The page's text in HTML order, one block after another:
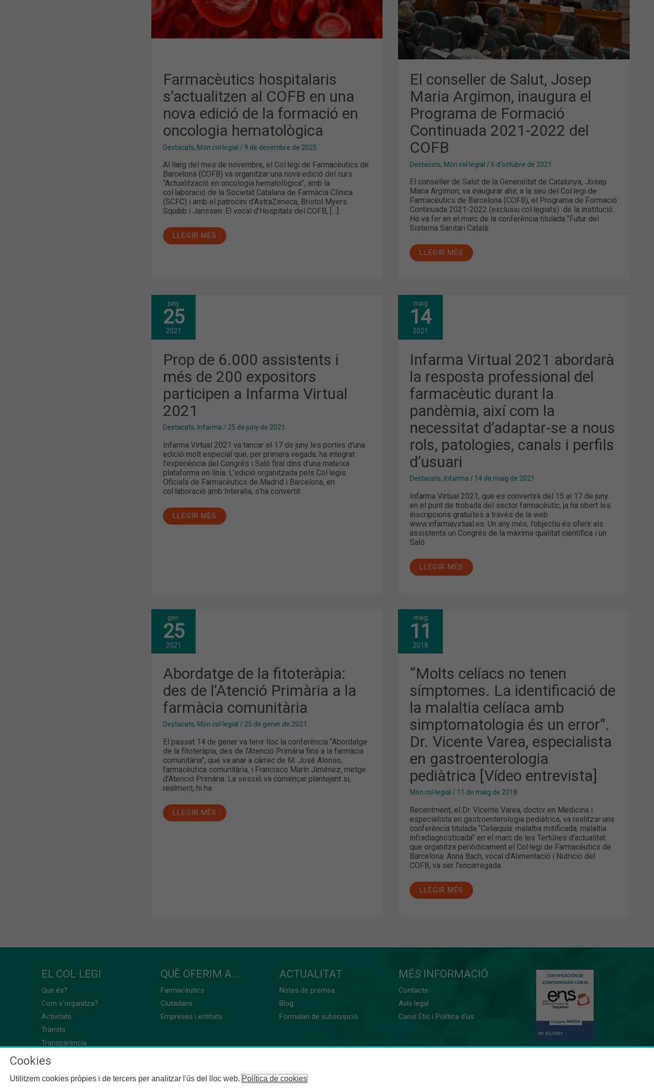
Farmacèutics hospitalaris
s’actualitzen al COFB en una
nova edició de la formació en
oncologia hematològica
Destacats, Món col·legial / 9 de desembre de 2025
Al llarg del mes de novembre, el Col·legi de Farmacèutics de
Barcelona (COFB) va organitzar una nova edició del curs
“Actualització en oncologia hematològica”, amb la
col·laboració de la Societat Catalana de Farmàcia Clínica
(SCFC) i amb el patrocini d’AstraZeneca, Bristol Myers
Squibb i Janssen. El vocal d’Hospitals del COFB, […]
FORMACIÓ
EN
ONCOLOGIA
HEMATOLÒGICA
LLEGIR MÉS
El conseller de Salut, Josep
Maria Argimon, inaugura el
Programa de Formació
Continuada 2021-2022 del
COFB
Destacats, Món col·legial / 6 d'octubre de 2021
El conseller de Salut de la Generalitat de Catalunya, Josep
Maria Argimon, va inaugurar ahir, a la seu del Col·legi de
Farmacèutics de Barcelona (COFB), el Programa de Formació
Continuada 2021-2022 (exclusiu col·legiats) de la institució.
Ho va fer en el marc de la conferència titulada “Futur del
Sistema Sanitari Català:
FORMACIÓ
CONTINUADA
2021-
2022
DEL
COFB
LLEGIR MÉS
juny
25
2021
Prop de 6.000 assistents i
més de 200 expositors
participen a Infarma Virtual
2021
Destacats, Infarma / 25 de juny de 2021
Infarma Virtual 2021 va tancar el 17 de juny les portes d’una
edició molt especial que, per primera vegada, ha integrat
l’experiència del Congrés i Saló firal dins d’una mateixa
plataforma en línia. L’edició organitzada pels Col·legis
Oficials de Farmacèutics de Madrid i Barcelona, en
col·laboració amb Interalia, s’ha convertit
PROP
DE
6.000
ASSISTENTS
I
200
EXPOSITORS
PARTICIPEN
A
INFARMA
VIRTUAL
2021
LLEGIR MÉS
maig
14
2021
Infarma Virtual 2021 abordarà
la resposta professional del
farmacèutic durant la
pandèmia, així com la
necessitat d’adaptar-se a nous
rols, patologies, canals i perfils
d’usuari
Destacats, Infarma / 14 de maig de 2021
Infarma Virtual 2021, que es convertirà del 15 al 17 de juny
en el punt de trobada del sector farmacèutic, ja ha obert les
inscripcions gratuïtes a través de la web
www.infarmavirtual.es. Un any més, l’objectiu és oferir als
assistents un Congrés de la màxima qualitat científica i un
Saló
INFARMA
VIRTUAL
2021
ABORDARÀ
LA
PROFESSIONAL
DEL
FARMACÈUTIC
DURANT
LA
PANDÈMIA,
AIXÍ
LA
NECESSITAT
D’ADAPTAR-
SE
A
NOUS
ROLS,
PATOLOGIES,
CANALS
I
PERFILS
D’USUARI
LLEGIR MÉS
gen.
25
2021
Abordatge de la fitoteràpia:
des de l’Atenció Primària a la
farmàcia comunitària
Destacats, Món col·legial / 25 de gener de 2021
El passat 14 de gener va tenir lloc la conferència “Abordatge
de la fitoteràpia, des de l’Atenció Primària fins a la farmàcia
comunitària”, que va anar a càrrec de M. José Alonso,
farmacèutica comunitària, i Francisco Marín Jiménez, metge
d’Atenció Primària. La sessió va començar plantejant si,
realment, hi ha
ABORDATGE
DE
LA
FITOTERÀPIA:
DES
L’ATENCIÓ
PRIMÀRIA
LA
FARMÀCIA
COMUNITÀRIA
LLEGIR MÉS
maig
11
2018
“Molts celíacs no tenen
símptomes. La identificació de
la malaltia celíaca amb
simptomatologia és un error”.
Dr. Vicente Varea, especialista
en gastroenterologia
pediàtrica [Vídeo entrevista]
Món col·legial / 11 de maig de 2018
Recentment, el Dr. Vicente Varea, doctor en Medicina i
especialista en gastroenterologia pediàtrica, va realitzar una
conferència titulada “Celiaquia: malaltia mitificada, malaltia
infradiagnosticada” en el marc de les Tertúlies d’actualitat
que organitza periòdicament el Col·legi de Farmacèutics de
Barcelona. Anna Bach, vocal d’Alimentació i Nutrició del
COFB, va ser l’encarregada
“MOLTS
NO
TENEN
SÍMPTOMES.
IDENTIFICACIÓ
DE
MALALTIA
CELÍACA
AMB
SIMPTOMATOLOGIA
ÉS
UN
ERROR”.
DR.
VICENTE
VAREA,
ESPECIALISTA
GASTROENTEROLOGIA
[VÍDEO
ENTREVISTA]
LLEGIR MÉS
EL COL·LEGI
Què és?
Com s'organitza?
Activitats
Tràmits
Transparència
QUÈ OFERIM A...
Farmacèutics
Ciutadans
Empreses i entitats
ACTUALITAT
Notes de premsa
Blog
Formulari de subscripció
MÉS INFORMACIÓ
Contacte
Avís legal
Canal Ètic i Política d’ús
Cookies
Utilitzem cookies pròpies i de tercers per analitzar l'ús del lloc web.Política de cookies